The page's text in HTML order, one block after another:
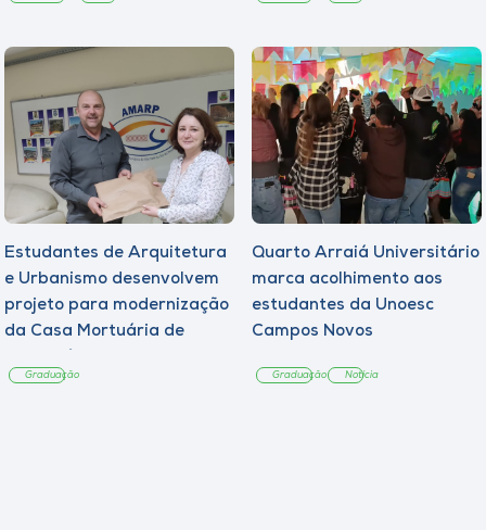
Estudantes de Arquitetura
e Urbanismo desenvolvem
projeto para modernização
da Casa Mortuária de
Graduação
Quarto Arraiá Universitário
marca acolhimento aos
estudantes da Unoesc
Campos Novos
Graduação Notícia